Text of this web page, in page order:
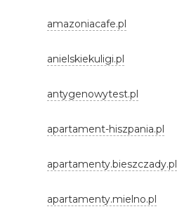
amazoniacafe.pl
anielskiekuligi.pl
antygenowytest.pl
apartament-hiszpania.pl
apartamenty.bieszczady.pl
apartamenty.mielno.pl